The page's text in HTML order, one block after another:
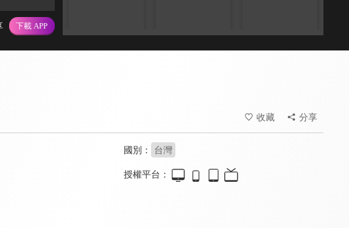
收藏 分享
國別： 台灣
授權平台：